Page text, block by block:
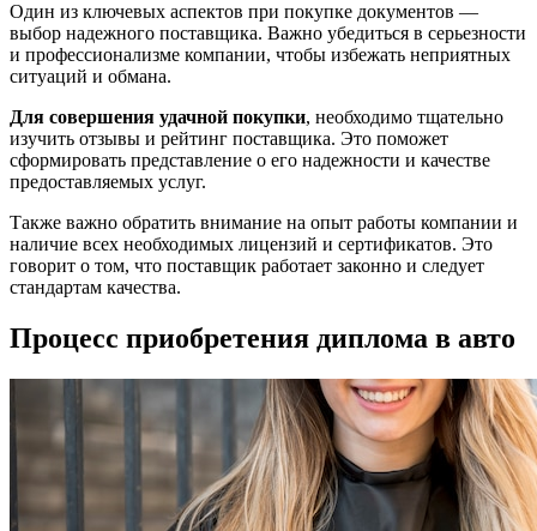
Один из ключевых аспектов при покупке документов —
выбор надежного поставщика. Важно убедиться в серьезности
и профессионализме компании, чтобы избежать неприятных
ситуаций и обмана.
Для совершения удачной покупки, необходимо тщательно
изучить отзывы и рейтинг поставщика. Это поможет
сформировать представление о его надежности и качестве
предоставляемых услуг.
Также важно обратить внимание на опыт работы компании и
наличие всех необходимых лицензий и сертификатов. Это
говорит о том, что поставщик работает законно и следует
стандартам качества.
Процесс приобретения диплома в авто